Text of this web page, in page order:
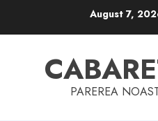
August 7,
PAREREA